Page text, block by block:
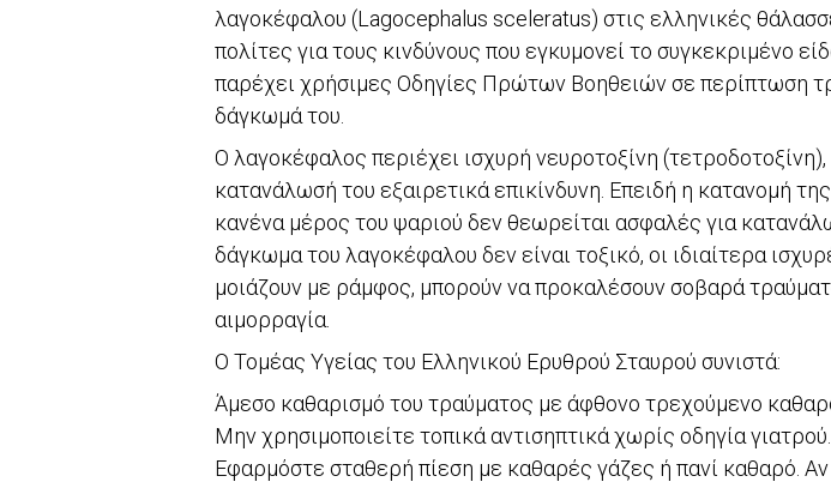
λαγοκέφαλου (Lagocephalus sceleratus) στις ελληνικές
πολίτες για τους κινδύνους που εγκυμονεί το συγκεκριμένο
παρέχει χρήσιμες Οδηγίες Πρώτων Βοηθειών σε περίπτωση
δάγκωμά του.
Ο λαγοκέφαλος περιέχει ισχυρή νευροτοξίνη
κατανάλωσή του εξαιρετικά επικίνδυνη. Επειδή η κατανομή της
κανένα μέρος του ψαριού δεν θεωρείται ασφαλές για
δάγκωμα του λαγοκέφαλου δεν είναι τοξικό, οι ιδιαίτερα
μοιάζουν με ράμφος, μπορούν να προκαλέσουν σοβαρά
αιμορραγία.
Ο Τομέας Υγείας του Ελληνικού Ερυθρού Σταυρού συνιστά:
Άμεσο καθαρισμό του τραύματος με άφθονο τρεχούμενο
Μην χρησιμοποιείτε τοπικά αντισηπτικά χωρίς οδηγία γιατρού.
Εφαρμόστε σταθερή πίεση με καθαρές γάζες ή πανί καθαρό. Αν